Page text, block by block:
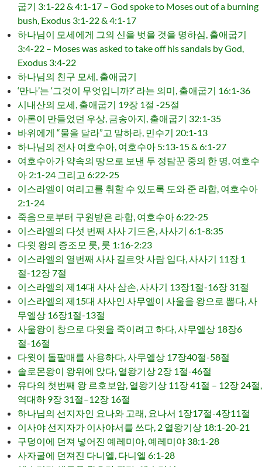
굽기 3:1-22 & 4:1-17 – God spoke to Moses out of a burning
bush, Exodus 3:1-22 & 4:1-17
하나님이 모세에게 그의 신을 벗을 것을 명하심, 출애굽기
3:4-22 – Moses was asked to take off his sandals by God,
Exodus 3:4-22
하나님의 친구 모세, 출애굽기
‘만나’는 ‘그것이 무엇입니까?’ 라는 의미, 출애굽기 16:1-36
시내산의 모세, 출애굽기 19장 1절 -25절
아론이 만들었던 우상, 금송아지, 출애굽기 32:1-35
바위에게 “물을 달라”고 말하라, 민수기 20:1-13
하나님의 전사 여호수아, 여호수아 5:13-15 & 6:1-27
여호수아가 약속의 땅으로 보낸 두 정탐꾼 중의 한 명, 여호수
아 2:1-24 그리고 6:22-25
이스라엘이 여리고를 취할 수 있도록 도와 준 라합, 여호수아
2:1-24
죽음으로부터 구원받은 라합, 여호수아 6:22-25
이스라엘의 다섯 번째 사사 기드온, 사사기 6:1-8:35
다윗 왕의 증조모 룻, 룻 1:16-2:23
이스라엘의 열번째 사사 길르앗 사람 입다, 사사기 11장 1
절-12장 7절
이스라엘의 제14대 사사 삼손, 사사기 13장1절-16장 31절
이스라엘의 제15대 사사인 사무엘이 사울을 왕으로 뽑다, 사
무엘상 16장1절-13절
사울왕이 창으로 다윗을 죽이려고 하다, 사무엘상 18장6
절-16절
다윗이 돌팔매를 사용하다, 사무엘상 17장40절-58절
솔로몬왕이 왕위에 앉다, 열왕기상 2장 1절-46절
유다의 첫번째 왕 르호보암, 열왕기상 11장 41절 – 12장 24절,
역대하 9장 31절–12장 16절
하나님의 선지자인 요나와 고래, 요나서 1장17절-4장11절
이사야 선지자가 이사야서를 쓰다, 2 열왕기상 18:1-20-21
구덩이에 던져 넣어진 예레미아, 예레미야 38:1-28
사자굴에 던져진 다니엘, 다니엘 6:1-28